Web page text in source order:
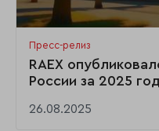
Пресс-релиз
RAEX
России за 2025 год
26.08.2025